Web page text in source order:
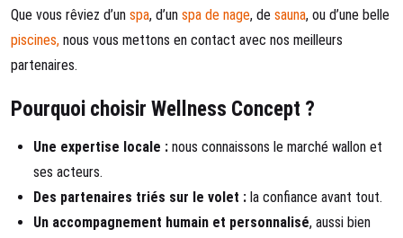
Que vous rêviez d’un spa, d’un spa de nage, de sauna, ou d’une belle
piscines, nous vous mettons en contact avec nos meilleurs
partenaires.
Pourquoi choisir Wellness Concept ?
Une expertise locale : nous connaissons le marché wallon et
ses acteurs.
Des partenaires triés sur le volet : la confiance avant tout.
Un accompagnement humain et personnalisé, aussi bien